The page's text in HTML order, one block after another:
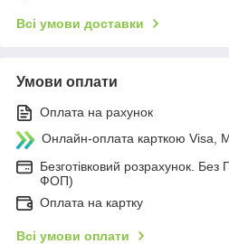
Всі умови доставки
Умови оплати
Оплата на рахунок
Онлайн-оплата карткою Visa,
Безготівковий розрахунок.
ФОП)
Оплата на картку
Всі умови оплати